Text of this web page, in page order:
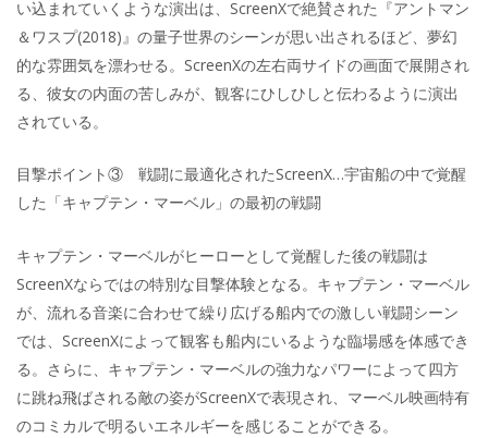
い込まれていくような演出は、ScreenXで絶賛された『アントマン
＆ワスプ(2018)』の量子世界のシーンが思い出されるほど、夢幻
的な雰囲気を漂わせる。ScreenXの左右両サイドの画面で展開され
る、彼女の内面の苦しみが、観客にひしひしと伝わるように演出
されている。
目撃ポイント③ 戦闘に最適化されたScreenX…宇宙船の中で覚醒
した「キャプテン・マーベル」の最初の戦闘
キャプテン・マーベルがヒーローとして覚醒した後の戦闘は
ScreenXならではの特別な目撃体験となる。キャプテン・マーベル
が、流れる音楽に合わせて繰り広げる船内での激しい戦闘シーン
では、ScreenXによって観客も船内にいるような臨場感を体感でき
る。さらに、キャプテン・マーベルの強力なパワーによって四方
に跳ね飛ばされる敵の姿がScreenXで表現され、マーベル映画特有
のコミカルで明るいエネルギーを感じることができる。